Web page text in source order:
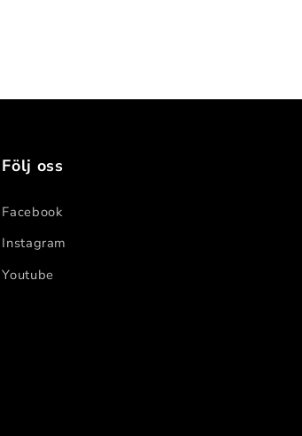
Följ oss
Facebook
Instagram
Youtube